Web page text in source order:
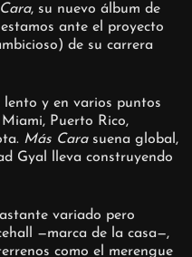
, su nuevo álbum de
ante el proyecto
de su carrera
lento y en varios puntos
Puerto Rico,
Más Carasuena global,
Gyal lleva construyendo
variado pero
—marca de la casa—,
como el merengue